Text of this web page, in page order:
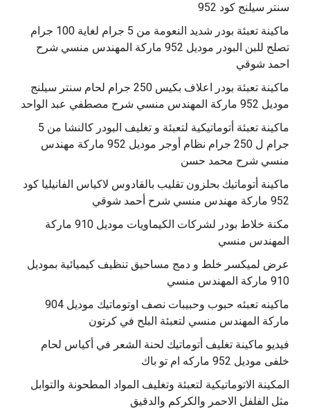
سنتر سيلنج كود 952
ماكينة تعبئة بودر شديد النعومة من 5 جرام لغاية 100 جرام
تصلح للبن البودر موديل 952 ماركة المهندس منسي شرح
احمد شوقي
ماكينة تعبئة بودر اعلاف بكيس 250 جرام لحام سنتر سيلنج
موديل 952 ماركة المهندس منسي شرح مصطفي عبد الواحد
ماكينة تعبئة أتوماتيكية لتعبئة و تغليف البودر كالنشا من 5
جرام ل 250 جرام نظام أوجر موديل 952 ماركة مهندس
منسي شرح محمد حسن
‫ماكينة أتوماتيك بحلزون تقليب بالقادوس لاكياس الفانيليا كود
مكنة خلاط بودر لشركات الكيماويات موديل 910 ماركة
المهندس منسي
عرض لميكسر خلط و دمج مساحيق تنظيف كيميائية بموديل
910 ماركة المهندس منسي
‫ماكينه تعبئه حبوب وحبيبات نصف اوتوماتيك موديل 904
‫فيديو ماكينة تغليف أتوماتيك لحنة الشعر في أكياس لحام
خلفى موديل 952 ماركه ام تو باك
المكينة الاتوماتيكية لتعبئة وتغليف المواد المطحونة والتوابل
مثل الفلفل الاحمر والكركم والدقيق